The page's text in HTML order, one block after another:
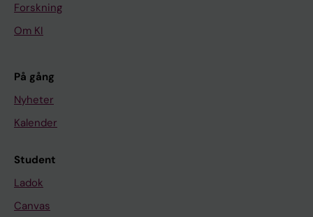
Forskning
Om KI
På gång
Nyheter
Kalender
Student
Ladok
Canvas